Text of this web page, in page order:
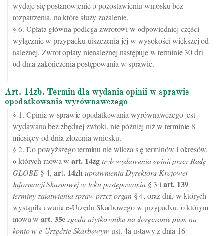
wydaje się postanowienie o pozostawieniu wniosku bez
rozpatrzenia, na które służy zażalenie.
§ 6. Opłata główna podlega zwrotowi w odpowiedniej części
wyłącznie w przypadku uiszczenia jej w wysokości większej od
należnej. Zwrot opłaty nienależnej następuje w terminie 30 dni
od dnia zakończenia postępowania w sprawie.
Art. 14zb. Termin dla wydania opinii w sprawie
opodatkowania wyrównawczego
§ 1. Opinia w sprawie opodatkowania wyrównawczego jest
wydawana bez zbędnej zwłoki, nie później niż w terminie 8
miesięcy od dnia złożenia wniosku.
§ 2. Do powyższego terminu nie wlicza się terminów i okresów,
o których mowa w art. 14zgtryb wydawania opinii przez Radę
GLOBE § 4, art. 14zhuprawnienia Dyrektora Krajowej
Informacji Skarbowej w toku postępowania § 3 i art. 139
terminy załatwiania spraw przez organ § 4, oraz dni, w których
wystąpiła awaria e-Urzędu Skarbowego w przypadku, o którym
mowa w art.35e zgoda użytkownika na doręczanie pism na
konto w e-Urzędzie Skarbowym ust. 4a ustawy z dnia 16